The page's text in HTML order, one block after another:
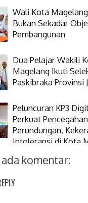
Wali Kota
Bukan Sekadar
Pembangunan
Dua Pelajar Wakili
Magelang Ikuti
Paskibraka Provinsi
Peluncuran KP3
Perkuat Pencegahan
Perundungan,
Intoleransi di Kota
komentar: